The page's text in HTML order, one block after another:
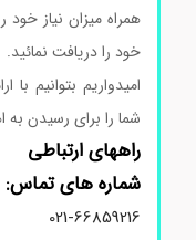
همراه میزان نیاز خود
خود را دریافت نمائید.
امیدواریم بتوانیم با
شما را برای رسیدن به
راههای ارتباطی
شماره های تماس:
021-66859216